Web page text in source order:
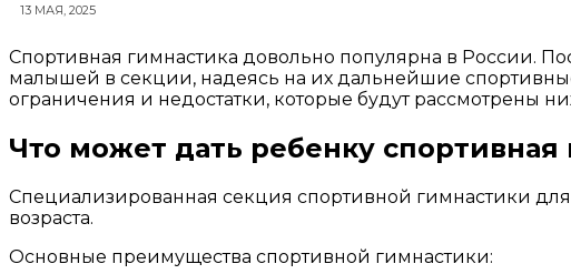
13 МАЯ, 2025
Спортивная гимнастика довольно популярна в России.
малышей в секции, надеясь на их дальнейшие
ограничения и недостатки, которые будут рассмотрены
Что может дать ребенку спортивная
Специализированная секция спортивной гимнастики
возраста.
Основные преимущества спортивной гимнастики: